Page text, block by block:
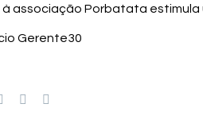
associação Porbatata
Gerente30